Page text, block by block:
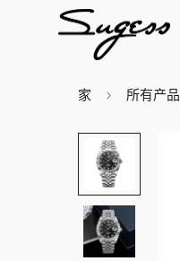
家 所有产品